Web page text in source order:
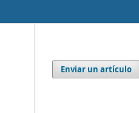
Enviar un artículo